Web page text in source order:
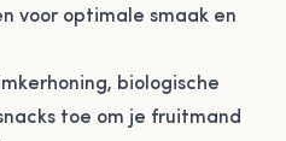
voor optimale smaak en
biologische
toe om je fruitmand